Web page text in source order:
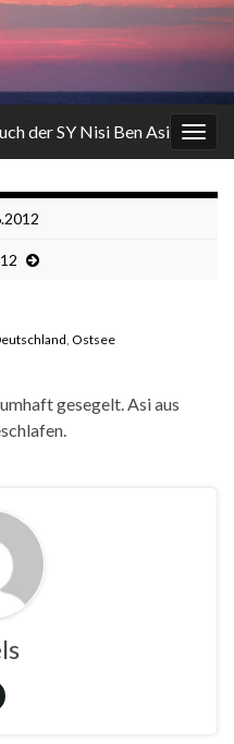
der SY Nisi Ben Asi
Ostsee
gesegelt. Asi aus